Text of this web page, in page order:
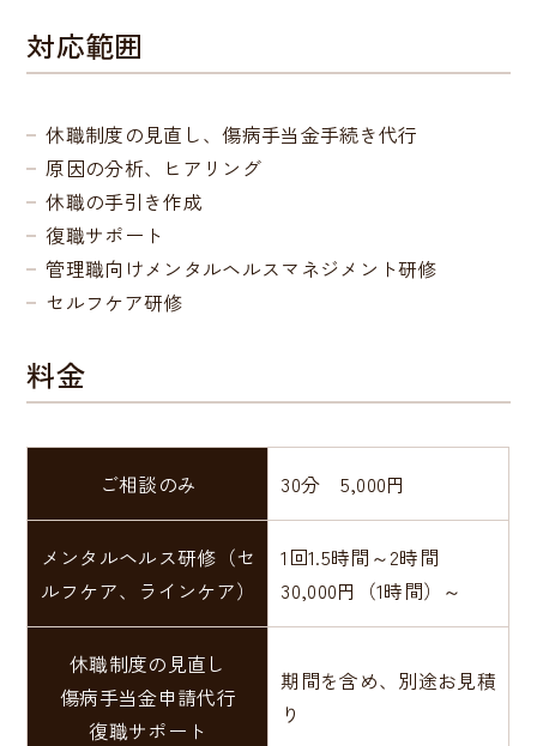
対応範囲
休職制度の見直し、傷病手当金手続き代行
原因の分析、ヒアリング
休職の手引き作成
復職サポート
管理職向けメンタルヘルスマネジメント研修
セルフケア研修
料金
ご相談のみ 30分 5,000円
メンタルヘルス研修（セ
ルフケア、ラインケア）
1回1.5時間～2時間
30,000円（1時間）～
休職制度の見直し
傷病手当金申請代行
復職サポート
期間を含め、別途お見積
り